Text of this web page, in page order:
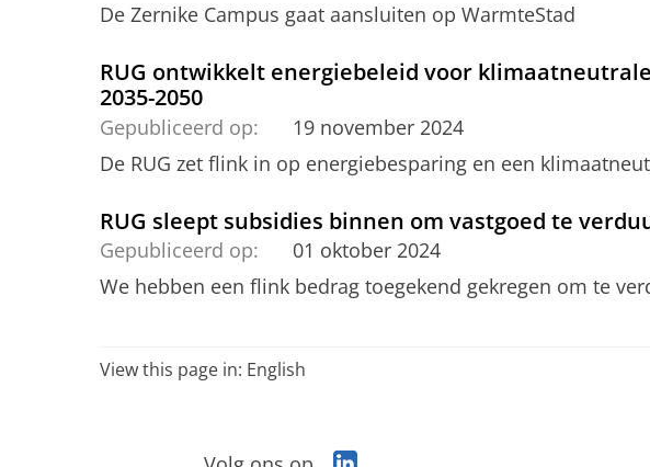
De Zernike Campus gaat aansluiten op WarmteStad
RUG ontwikkelt energiebeleid voor
2035-2050
Gepubliceerd op:
19 november 2024
De RUG zet flink in op energiebesparing en een
RUG sleept subsidies binnen om vastgoed te
Gepubliceerd op:
01 oktober 2024
We hebben een flink bedrag toegekend gekregen om te
View this page in: English